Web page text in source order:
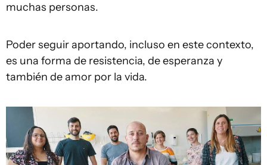
muchas personas.
Poder seguir aportando, incluso en este contexto,
es una forma de resistencia, de esperanza y
también de amor por la vida.